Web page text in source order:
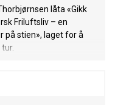
låta «Gikk
Friluftsliv – en
på stien», laget for å